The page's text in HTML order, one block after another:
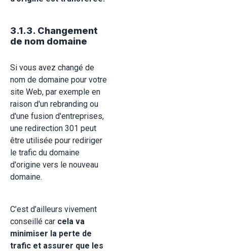
3.1.3. Changement
de nom domaine
Si vous avez changé de
nom de domaine pour votre
site Web, par exemple en
raison d'un rebranding ou
d'une fusion d'entreprises,
une redirection 301 peut
être utilisée pour rediriger
le trafic du domaine
d'origine vers le nouveau
domaine.
C’est d’ailleurs vivement
conseillé car cela va
minimiser la perte de
trafic et assurer que les